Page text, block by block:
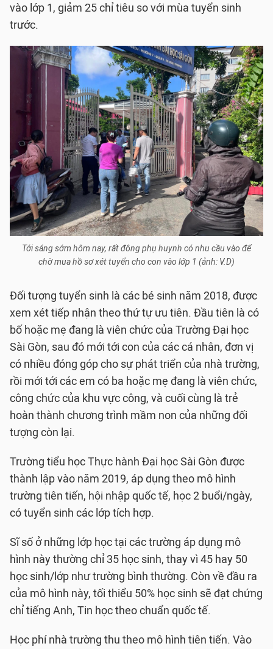
vào lớp 1, giảm 25 chỉ tiêu so với mùa tuyển sinh
trước.
Tới sáng sớm hôm nay, rất đông phụ huynh có nhu cầu vào để
chờ mua hồ sơ xét tuyển cho con vào lớp 1 (ảnh: V.D)
Đối tượng tuyển sinh là các bé sinh năm 2018, được
xem xét tiếp nhận theo thứ tự ưu tiên. Đầu tiên là có
bố hoặc mẹ đang là viên chức của Trường Đại học
Sài Gòn, sau đó mới tới con của các cá nhân, đơn vị
có nhiều đóng góp cho sự phát triển của nhà trường,
rồi mới tới các em có ba hoặc mẹ đang là viên chức,
công chức của khu vực công, và cuối cùng là trẻ
hoàn thành chương trình mầm non của những đối
tượng còn lại.
Trường tiểu học Thực hành Đại học Sài Gòn được
thành lập vào năm 2019, áp dụng theo mô hình
trường tiên tiến, hội nhập quốc tế, học 2 buổi/ngày,
có tuyển sinh các lớp tích hợp.
Sĩ số ở những lớp học tại các trường áp dụng mô
hình này thường chỉ 35 học sinh, thay vì 45 hay 50
học sinh/lớp như trường bình thường. Còn về đầu ra
của mô hình này, tối thiểu 50% học sinh sẽ đạt chứng
chỉ tiếng Anh, Tin học theo chuẩn quốc tế.
Học phí nhà trường thu theo mô hình tiên tiến. Vào